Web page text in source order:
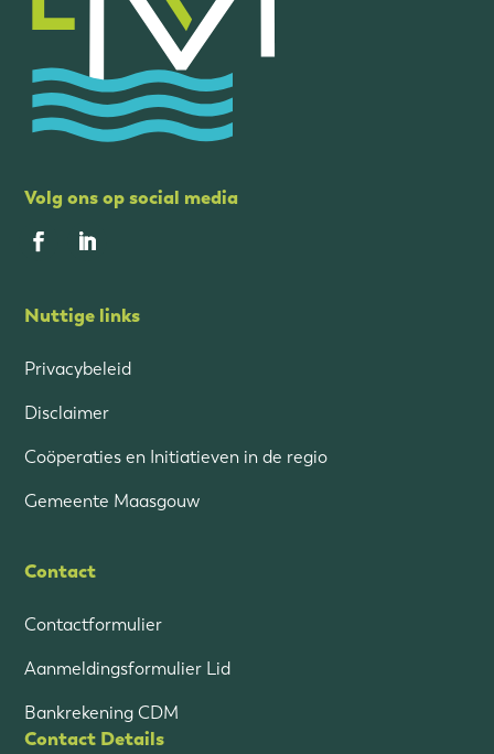
Volg ons op social media
Nuttige links
Privacybeleid
Disclaimer
Coöperaties en Initiatieven in de regio
Gemeente Maasgouw
Contact
Contactformulier
Aanmeldingsformulier Lid
Bankrekening CDM
Contact Details